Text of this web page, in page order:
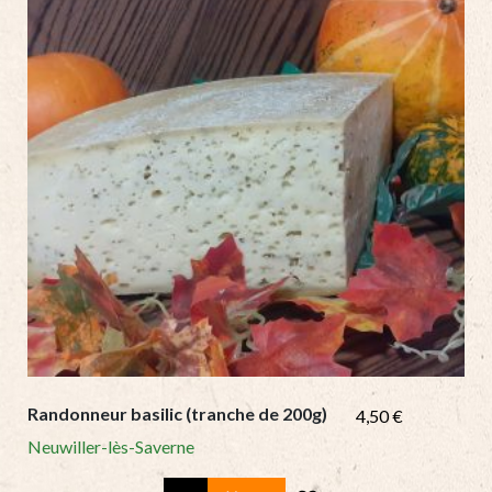
Randonneur basilic (tranche de 200g) 4,50€
Neuwiller-lès-Saverne